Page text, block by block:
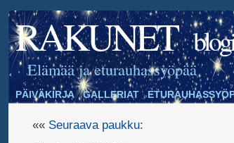
RAKUNET blogi
Elämää ja eturauhassyöpää
PÄIVÄKIRJA GALLERIAT
«« Seuraava paukku: